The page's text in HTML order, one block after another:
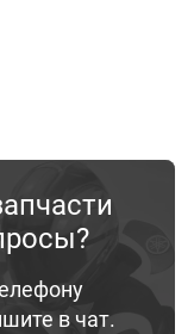
в чат.